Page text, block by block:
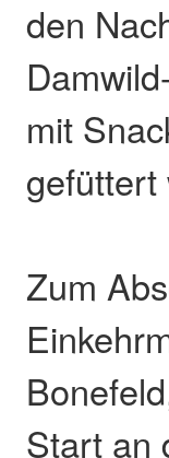
den
mit
gefüttert
Zum
Start an